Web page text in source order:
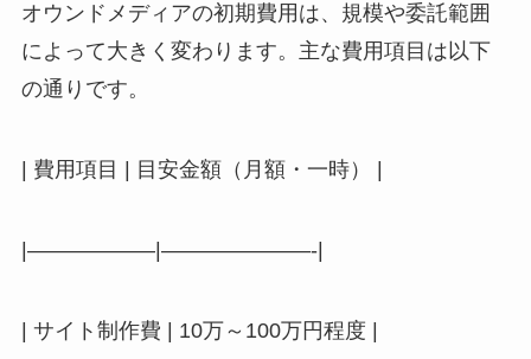
オウンドメディアの初期費用は、規模や委託範囲
によって大きく変わります。主な費用項目は以下
の通りです。
| 費用項目 | 目安金額（月額・一時） |
|——————|———————-|
| サイト制作費 | 10万～100万円程度 |